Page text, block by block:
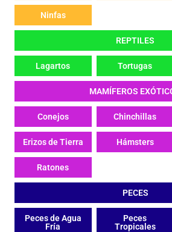
Ninfas
REPTILES
Lagartos Tortugas
MAMÍFEROS
Conejos Chinchillas
Erizos de Tierra Hámsters
Ratones
PECES
Peces de Agua
Fría
Peces
Tropicales